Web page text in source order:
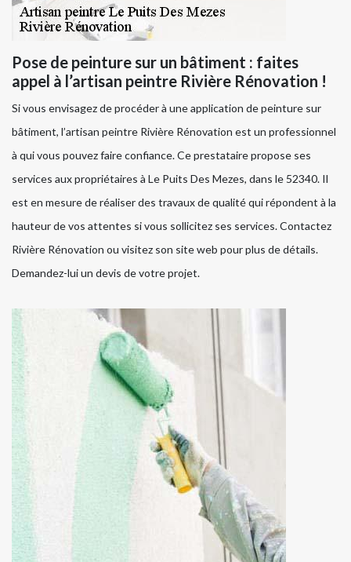
Pose de peinture sur un bâtiment : faites
appel à l’artisan peintre Rivière Rénovation !
Si vous envisagez de procéder à une application de peinture sur
bâtiment, l’artisan peintre Rivière Rénovation est un professionnel
à qui vous pouvez faire confiance. Ce prestataire propose ses
services aux propriétaires à Le Puits Des Mezes, dans le 52340. Il
est en mesure de réaliser des travaux de qualité qui répondent à la
hauteur de vos attentes si vous sollicitez ses services. Contactez
Rivière Rénovation ou visitez son site web pour plus de détails.
Demandez-lui un devis de votre projet.